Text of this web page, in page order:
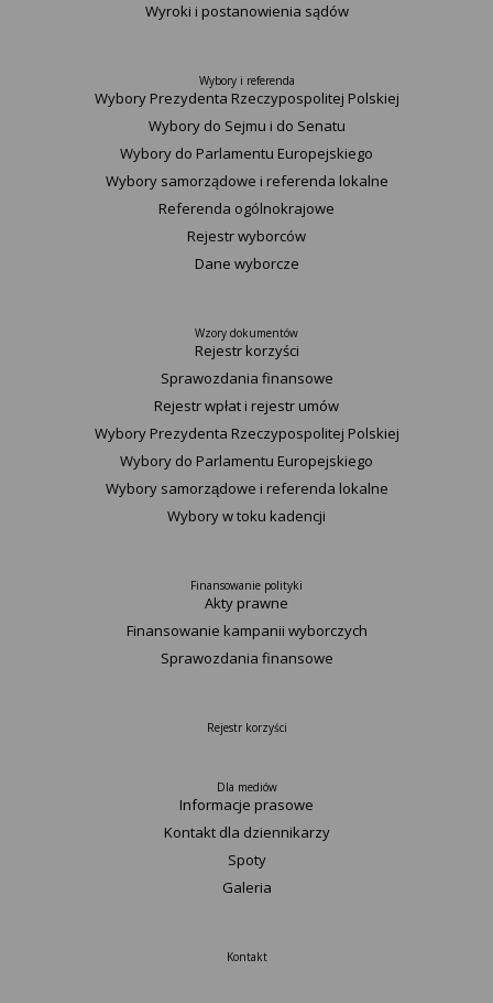
Wyroki i postanowienia sądów
Wybory i referenda
Wybory Prezydenta Rzeczypospolitej Polskiej
Wybory do Sejmu i do Senatu
Wybory do Parlamentu Europejskiego
Wybory samorządowe i referenda lokalne
Referenda ogólnokrajowe
Rejestr wyborców
Dane wyborcze
Wzory dokumentów
Rejestr korzyści
Sprawozdania finansowe
Rejestr wpłat i rejestr umów
Wybory Prezydenta Rzeczypospolitej Polskiej
Wybory do Parlamentu Europejskiego
Wybory samorządowe i referenda lokalne
Wybory w toku kadencji
Finansowanie polityki
Akty prawne
Finansowanie kampanii wyborczych
Sprawozdania finansowe
Rejestr korzyści
Dla mediów
Informacje prasowe
Kontakt dla dziennikarzy
Spoty
Galeria
Kontakt